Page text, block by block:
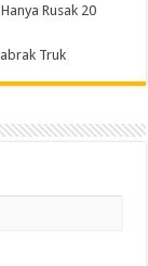
Rusak 20
Truk